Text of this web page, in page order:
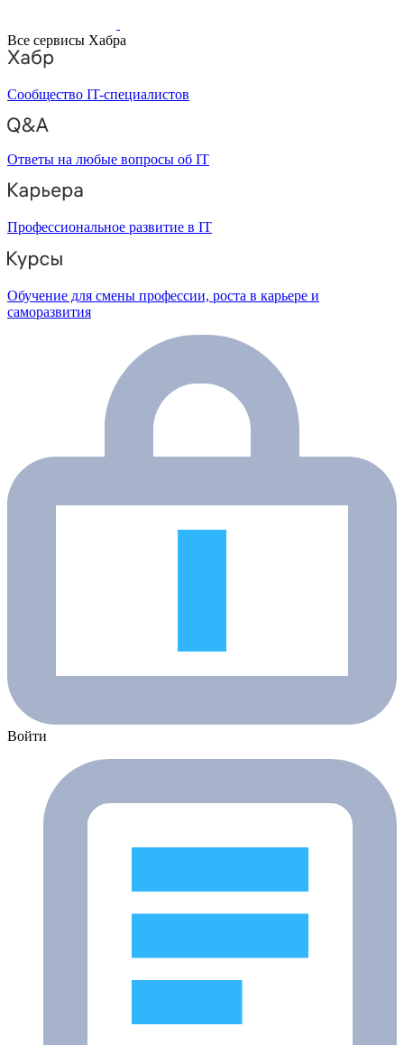
Все сервисы Хабра
Сообщество IT-специалистов
Ответы на любые вопросы об IT
Профессиональное развитие в IT
Обучение для смены профессии, роста в карьере и
саморазвития
Войти